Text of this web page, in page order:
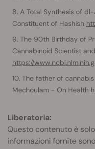
A Total Synthesis of
Constituent of Hashish
The 90th Birthday of
Cannabinoid Scientist
https://
The father of
Mechoulam - On Health
Liberatoria:
Questo contenuto è
informazioni fornite